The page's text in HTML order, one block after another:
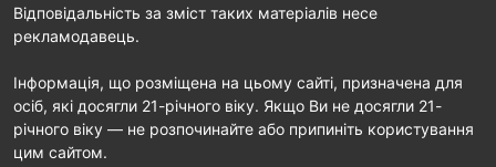
Відповідальність за зміст таких матеріалів несе
рекламодавець.
Інформація, що розміщена на цьому сайті, призначена для
осіб, які досягли 21-річного віку. Якщо Ви не досягли 21-
річного віку — не розпочинайте або припиніть користування
цим сайтом.